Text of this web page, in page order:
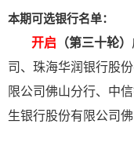
本期可选银行名单：
开启 （第三十轮）
司、珠海华润银行股
限公司佛山分行、中
生银行股份有限公司